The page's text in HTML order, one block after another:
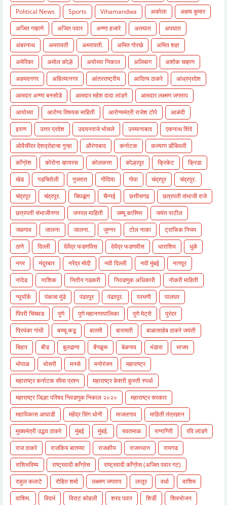
Political News
Sports Vihamandwa अकोला
अक्षय कुमार
अजित गव्हाणे
अजित पवार अण्णा हजारे अतघात
अपघात
अंबरनाथ
अमरावती अमरावती. अमित गोरखे
अमित शहा
अमेरिका
अमोल कोल्हे अयोध्या निकाल अलिबाग
अशोक चव्हाण
अहमदनगर
अहिल्यानगर आंतरराष्ट्रीय आदित्य ठाकरे
आंध्रप्रदेश
आमदार अण्णा बनसोडे
आमदार महेश दादा लांडगे
आमदार लक्ष्मण जगताप
आयोध्या
आरोग्य विषयक माहिती आरोग्यमंत्री राजेश टोपे
आळंदी
इराण
उत्तर प्रदेश उदयनराजे भोसले उस्मानाबाद
एकनाथ शिंदे
ओवैसींवर देशद्रोहाचा गुन्हा
औरंगाबाद कर्नाटक
कल्याण डोंबिवली
काँग्रेश
कोरोना व्हायरस कोलकत्ता कोल्हापूर क्रिकेट
क्रिडा
खेड
गडचिरोली गुजरात गोंदिया गोवा चंद्रपुर
चंद्रपुर.
चंद्रपूर
चंद्रपूर. चिपळूण चैन्नई छत्तीसगढ
छत्रपती संभाजी राजे
छत्रपती संभाजीनगर
जनरल माहिती जम्मू काश्मिर
जयंत पाटील
जळगाव
जालना जालना. जुन्नर टोल नाका
ट्राफिक नियम
ठाणे
दिल्ली देवेंद्र फडणविस देवेंद्र फडणवीस धाराशिव
धुळे
नगर
नंदुरबार नरेंद्र मोदी नवी दिल्ली नवी मुंबई
नागपूर
नांदेड
नाशिक नितीन गडकरी निवडणुक अधिकारी
नोकरी माहिती
न्यूयॉर्क
पंकजा मुंडे पंढरपूर पंढरपूर. परभणी
पालघर
पिंपरी चिंचवड
पुणे पुणे महानगरपालिका पुणे मेट्रो
पुरंदर
प्रियंका गांधी
बच्चू कडू बातमी बारामती
बाळासाहेब ठाकरे जयंती
बिहार
बीड बुलढाणा बेंगळुरू बेळगाव भंडारा
भाजप
भोपाळ
भोसरी मनसे मनोरंजन
महाराष्ट्र
महाराष्ट्र कर्नाटक सीमा प्रश्न
महाराष्ट्र केशरी कुस्ती स्पर्धा
महाराष्ट्र जिल्हा परिषद निवडणुक निकाल २०२०
महाराष्ट्र सरकार
महाविकास आघाडी
महेंद्र सिंग धोनी माजलगाव
माहिती तंत्रज्ञान
मुख्यमंत्री उद्धव ठाकरे
मुंबई मुंबई. यवतमाळ रत्नागिरी
रवि लांडगे
राज ठाकरे
राजकिय बातम्या राजकीय राजस्थान
रायगड
राशिभविष्य
राष्ट्रवादी काँग्रेस
राष्ट्रवादी काँग्रेस (अजित पवार गट)
राहुल कलाटे
रोहित शर्मा लक्ष्मण जगताप लातूर वर्धा
वाशिम
वाशिम.
विदर्भ विराट कोहली शरद पवार शिर्डी शिवभोजन